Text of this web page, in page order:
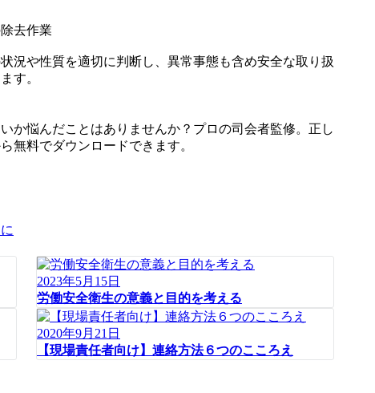
去作業
況や性質を適切に判断し、異常事態も含め安全な取り扱
す。
か悩んだことはありませんか？プロの司会者監修。正し
無料でダウンロードできます。
2023年5月15日
労働安全衛生の意義と目的を考える
2020年9月21日
【現場責任者向け】連絡方法６つのこころえ